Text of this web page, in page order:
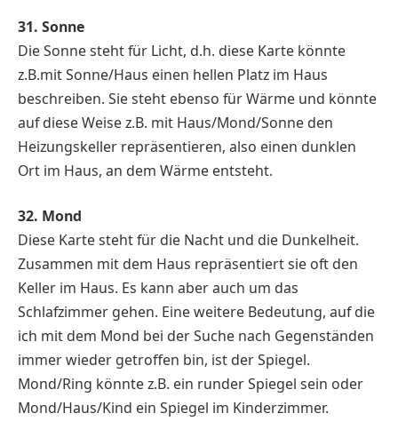
31. Sonne
Die Sonne steht für Licht, d.h. diese Karte könnte
z.B.mit Sonne/Haus einen hellen Platz im Haus
beschreiben. Sie steht ebenso für Wärme und könnte
auf diese Weise z.B. mit Haus/Mond/Sonne den
Heizungskeller repräsentieren, also einen dunklen
Ort im Haus, an dem Wärme entsteht.
32. Mond
Diese Karte steht für die Nacht und die Dunkelheit.
Zusammen mit dem Haus repräsentiert sie oft den
Keller im Haus. Es kann aber auch um das
Schlafzimmer gehen. Eine weitere Bedeutung, auf die
ich mit dem Mond bei der Suche nach Gegenständen
immer wieder getroffen bin, ist der Spiegel.
Mond/Ring könnte z.B. ein runder Spiegel sein oder
Mond/Haus/Kind ein Spiegel im Kinderzimmer.